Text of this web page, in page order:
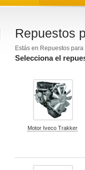
Repuestos
Estás en Repuestos
Selecciona el
Motor Iveco Trakker